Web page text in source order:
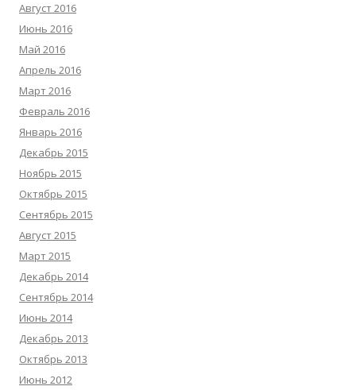
Август 2016
Июнь 2016
Май 2016
Апрель 2016
Март 2016
Февраль 2016
Январь 2016
Декабрь 2015
Ноябрь 2015
Октябрь 2015
Сентябрь 2015
Август 2015
Март 2015
Декабрь 2014
Сентябрь 2014
Июнь 2014
Декабрь 2013
Октябрь 2013
Июнь 2012